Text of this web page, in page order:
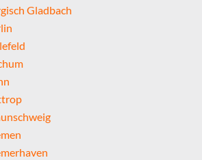
Gladbach